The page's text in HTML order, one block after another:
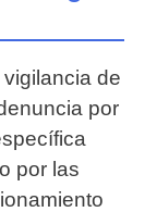
de
por
por las